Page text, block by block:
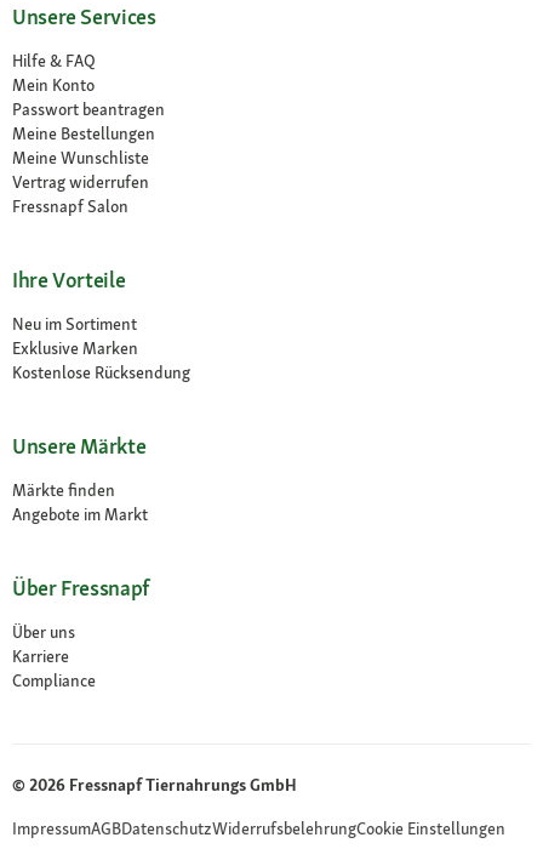
Unsere Services
Hilfe & FAQ
Mein Konto
Passwort beantragen
Meine Bestellungen
Meine Wunschliste
Vertrag widerrufen
Fressnapf Salon
Ihre Vorteile
Neu im Sortiment
Exklusive Marken
Kostenlose Rücksendung
Unsere Märkte
Märkte finden
Angebote im Markt
Über Fressnapf
Über uns
Karriere
Compliance
© 2026 Fressnapf Tiernahrungs GmbH
ImpressumAGBDatenschutzWiderrufsbelehrungCookie Einstellungen